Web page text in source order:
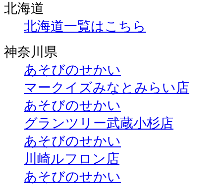
北海道
北海道一覧はこちら
神奈川県
あそびのせかい
マークイズみなとみらい店
あそびのせかい
グランツリー武蔵小杉店
あそびのせかい
川崎ルフロン店
あそびのせかい